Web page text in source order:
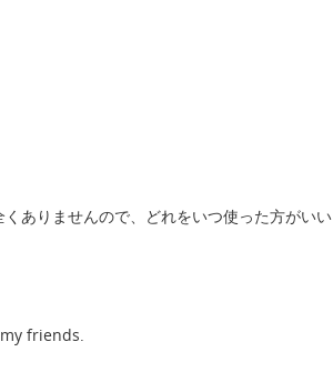
ありませんので、どれをいつ使った方がいい
friends.